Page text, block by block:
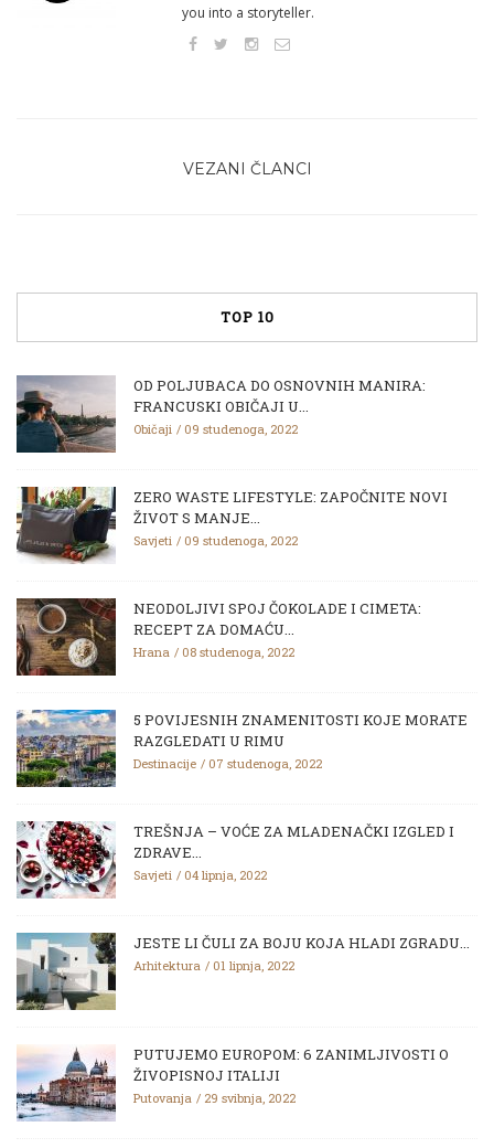
you into a storyteller.
VEZANI ČLANCI
TOP 10
OD POLJUBACA DO OSNOVNIH MANIRA:
FRANCUSKI OBIČAJI U...
Običaji 09 studenoga, 2022
ZERO WASTE LIFESTYLE: ZAPOČNITE NOVI
ŽIVOT S MANJE...
Savjeti 09 studenoga, 2022
NEODOLJIVI SPOJ ČOKOLADE I CIMETA:
RECEPT ZA DOMAĆU...
Hrana 08 studenoga, 2022
5 POVIJESNIH ZNAMENITOSTI KOJE MORATE
RAZGLEDATI U RIMU
Destinacije 07 studenoga, 2022
TREŠNJA – VOĆE ZA MLADENAČKI IZGLED I
ZDRAVE...
Savjeti 04 lipnja, 2022
JESTE LI ČULI ZA BOJU KOJA HLADI ZGRADU...
Arhitektura 01 lipnja, 2022
PUTUJEMO EUROPOM: 6 ZANIMLJIVOSTI O
ŽIVOPISNOJ ITALIJI
Putovanja 29 svibnja, 2022